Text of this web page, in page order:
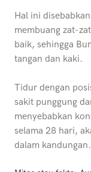
Hal ini
membuang zat-
baik, sehingga
tangan dan kaki.
Tidur dengan
sakit punggung
menyebabkan
selama 28 hari,
dalam kandungan.